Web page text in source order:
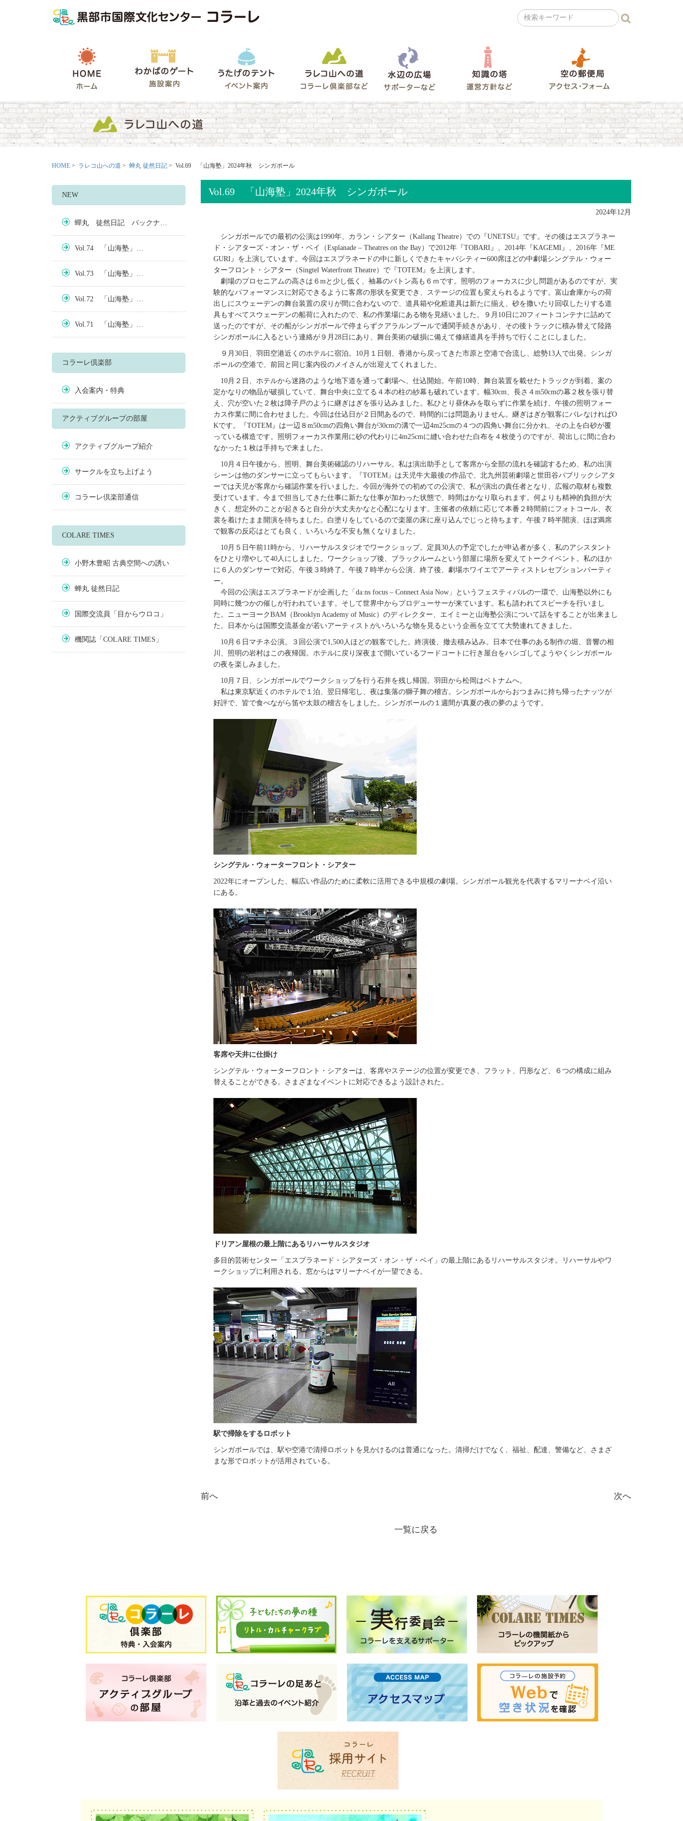
わかばのゲート ラレコ山への道
ラレコ
HOME > ラレコ山への道 > 蝉丸 徒然日記 > Vol.69 「山海塾」2024年秋 シンガポール
NEW
蟬丸 徒然日記 バックナ…
Vol.74 「山海塾」…
Vol.73 「山海塾」…
Vol.72 「山海塾」…
Vol.71 「山海塾」…
コラーレ倶楽部
入会案内・特典
アクティブグループの部屋
アクティブグループ紹介
サークルを立ち上げよう
コラーレ倶楽部通信
COLARE TIMES
小野木豊昭 古典空間への誘い
蝉丸 徒然日記
国際交流員「目からウロコ」
機関誌「COLARE TIMES」
Vol.69 「山海塾」2024年秋 シンガポール
2024年12月
シンガポールでの最初の公演は1990年、カラン・シアター（Kallang Theatre）での『UNETSU』です。その後はエスプラネー
ド・シアターズ・オン・ザ・ベイ（Esplanade – Theatres on the Bay）で2012年『TOBARI』、2014年『KAGEMI』、2016年『ME
GURI』を上演しています。今回はエスプラネードの中に新しくできたキャパシティー600席ほどの中劇場シングテル・ウォー
ターフロント・シアター（Singtel Waterfront Theatre）で『TOTEM』を上演します。
劇場のプロセニアムの高さは６mと少し低く、袖幕のバトン高も６ｍです。照明のフォーカスに少し問題があるのですが、実
験的なパフォーマンスに対応できるように客席の形状を変更でき、ステージの位置も変えられるようです。富山倉庫からの荷
出しにスウェーデンの舞台装置の戻りが間に合わないので、道具箱や化粧道具は新たに揃え、砂を撒いたり回収したりする道
具もすべてスウェーデンの船荷に入れたので、私の作業場にある物を見繕いました。９月10日に20フィートコンテナに詰めて
送ったのですが、その船がシンガポールで停まらずクアラルンプールで通関手続きがあり、その後トラックに積み替えて陸路
シンガポールに入るという連絡が９月28日にあり、舞台美術の破損に備えて修繕道具を手持ちで行くことにしました。
９月30日、羽田空港近くのホテルに宿泊。10月１日朝、香港から戻ってきた市原と空港で合流し、総勢13人で出発。シンガ
ポールの空港で、前回と同じ案内役のメイさんが出迎えてくれました。
10月２日、ホテルから迷路のような地下道を通って劇場へ、仕込開始。午前10時、舞台装置を載せたトラックが到着。案の
定かなりの物品が破損していて、舞台中央に立てる４本の柱の紗幕も破れています。幅30cm、長さ４m50cmの幕２枚を張り替
え、穴が空いた２枚は障子戸のように継ぎはぎを張り込みました。私ひとり昼休みを取らずに作業を続け、午後の照明フォー
カス作業に間に合わせました。今回は仕込日が２日間あるので、時間的には問題ありません。継ぎはぎが観客にバレなければO
Kです。『TOTEM』は一辺８m50cmの四角い舞台が30cmの溝で一辺4m25cmの４つの四角い舞台に分かれ、その上を白砂が覆
っている構造です。照明フォーカス作業用に砂の代わりに4m25cmに縫い合わせた白布を４枚使うのですが、荷出しに間に合わ
なかった１枚は手持ちで来ました。
10月４日午後から、照明、舞台美術確認のリハーサル。私は演出助手として客席から全部の流れを確認するため、私の出演
シーンは他のダンサーに立ってもらいます。『TOTEM』は天児牛大最後の作品で、北九州芸術劇場と世田谷パブリックシアタ
ーでは天児が客席から確認作業を行いました。今回が海外での初めての公演で、私が演出の責任者となり、広報の取材も複数
受けています。今まで担当してきた仕事に新たな仕事が加わった状態で、時間はかなり取られます。何よりも精神的負担が大
きく、想定外のことが起きると自分が大丈夫かなと心配になります。主催者の依頼に応じて本番２時間前にフォトコール、衣
裳を着けたまま開演を待ちました。白塗りをしているので楽屋の床に座り込んでじっと待ちます。午後７時半開演、ほぼ満席
で観客の反応はとても良く、いろいろな不安も無くなりました。
10月５日午前11時から、リハーサルスタジオでワークショップ。定員30人の予定でしたが申込者が多く、私のアシスタント
をひとり増やして40人にしました。ワークショップ後、ブラックルームという部屋に場所を変えてトークイベント。私のほか
に６人のダンサーで対応、午後３時終了。午後７時半から公演、終了後、劇場ホワイエでアーティストレセプションパーティ
ー。
今回の公演はエスプラネードが企画した「da:ns focus – Connect Asia Now」というフェスティバルの一環で、山海塾以外にも
同時に幾つかの催しが行われています。そして世界中からプロデューサーが来ています。私も請われてスピーチを行いまし
た。ニューヨークBAM（Brooklyn Academy of Music）のディレクター、エイミーと山海塾公演について話をすることが出来まし
た。日本からは国際交流基金が若いアーティストがいろいろな物を見るという企画を立てて大勢連れてきました。
10月６日マチネ公演。３回公演で1,500人ほどの観客でした。終演後、撤去積み込み。日本で仕事のある制作の堀、音響の相
川、照明の岩村はこの夜帰国。ホテルに戻り深夜まで開いているフードコートに行き屋台をハシゴしてようやくシンガポール
の夜を楽しみました。
10月７日、シンガポールでワークショップを行う石井を残し帰国。羽田から松岡はベトナムへ。
私は東京駅近くのホテルで１泊、翌日帰宅し、夜は集落の獅子舞の稽古。シンガポールからおつまみに持ち帰ったナッツが
好評で、皆で食べながら笛や太鼓の稽古をしました。シンガポールの１週間が真夏の夜の夢のようです。
シングテル・ウォーターフロント・シアター
2022年にオープンした、幅広い作品のために柔軟に活用できる中規模の劇場。シンガポール観光を代表するマリーナベイ沿い
にある。
客席や天井に仕掛け
シングテル・ウォーターフロント・シアターは、客席やステージの位置が変更でき、フラット、円形など、６つの構成に組み
替えることができる。さまざまなイベントに対応できるよう設計された。
ドリアン屋根の最上階にあるリハーサルスタジオ
多目的芸術センター「エスプラネード・シアターズ・オン・ザ・ベイ」の最上階にあるリハーサルスタジオ。リハーサルやワ
ークショップに利用される。窓からはマリーナベイが一望できる。
駅で掃除をするロボット
シンガポールでは、駅や空港で清掃ロボットを見かけるのは普通になった。清掃だけでなく、福祉、配達、警備など、さまざ
まな形でロボットが活用されている。
前へ 次へ
一覧に戻る